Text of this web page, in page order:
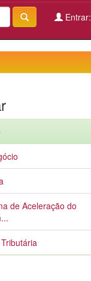
Entrar:
de Aceleração do